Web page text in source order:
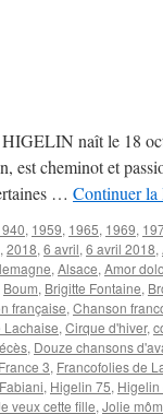
HIGELIN naît le 18
est cheminot et
… Continuer la
, 1959, 1965, 1969,
, 2018, 6 avril, 6 avril 2018,
, Alsace, Amor
Boum, Brigitte Fontaine,
française, Chanson
Lachaise, Cirque d'hiver,
, Douze chansons
France 3, Francofolies de
, Higelin 75, Higelin
veux cette fille, Jolie